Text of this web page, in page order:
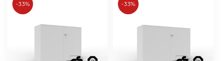
-33% -33%